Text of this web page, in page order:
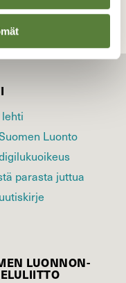
Luonto
parasta juttua
LUONNON­